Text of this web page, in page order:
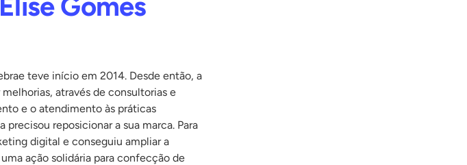
teve início em 2014. Desde então, a
através de consultorias e
e o atendimento às práticas
reposicionar a sua marca. Para
digital e conseguiu ampliar a
ação solidária para confecção de